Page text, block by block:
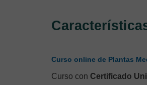
Características
Curso online de Plantas
Curso con Certificado